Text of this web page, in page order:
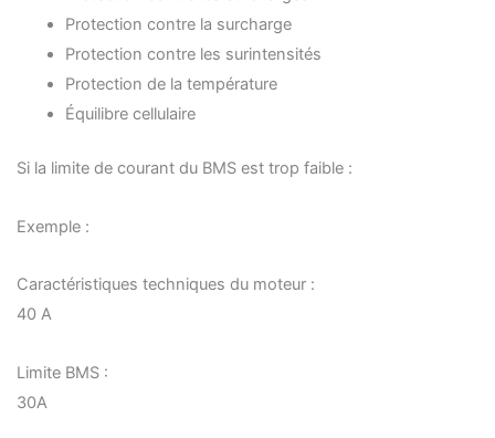
Protection contre la surcharge
Protection contre les surintensités
Protection de la température
Équilibre cellulaire
Si la limite de courant du BMS est trop faible :
Exemple :
Caractéristiques techniques du moteur :
40 A
Limite BMS :
30A